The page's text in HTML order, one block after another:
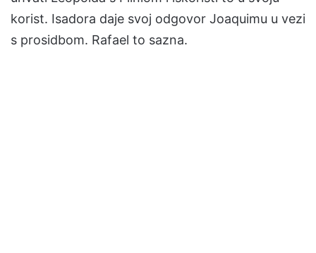
korist. Isadora daje svoj odgovor Joaquimu u vezi
s prosidbom. Rafael to sazna.